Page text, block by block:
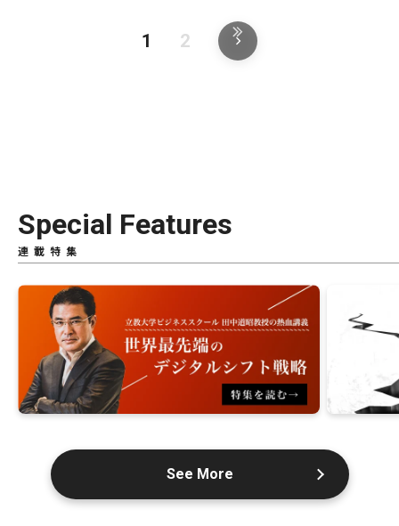
1 2
Special Features
連載特集
See More